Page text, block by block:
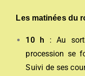
Les matinées du
10 h : Au
procession se
Suivi de ses